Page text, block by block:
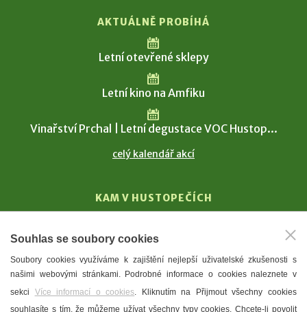
AKTUÁLNĚ PROBÍHÁ
Letní otevřené sklepy
Letní kino na Amfiku
Vinařství Prchal | Letní degustace VOC Hustop...
celý kalendář akcí
KAM V HUSTOPEČÍCH
T. G. Masaryk
Mandloně
Ubytování
Restaurace
Souhlas se soubory cookies
Soubory cookies využíváme k zajištění nejlepší uživatelské zkušenosti s
našimi webovými stránkami. Podrobné informace o cookies naleznete v
sekci Více informací o cookies. Kliknutím na Přijmout všechny cookies
souhlasíte s tím, že můžeme užívat všechny typy cookies. Chcete-li povolit